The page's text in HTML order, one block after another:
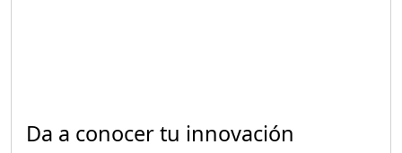
Da a conocer tu innovación